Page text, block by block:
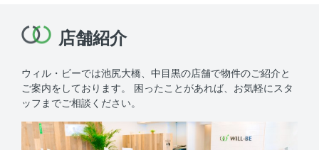
店舗紹介
ウィル・ビーでは池尻大橋、中目黒の店舗で物件のご紹介と
ご案内をしております。
困ったことがあれば、お気軽にスタ
ッフまでご相談ください。